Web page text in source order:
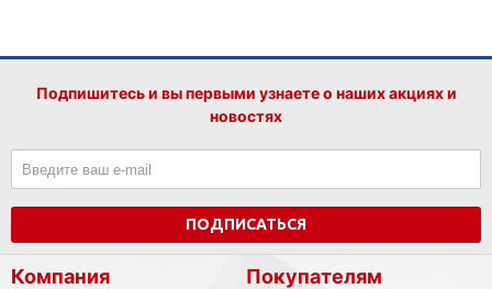
Подпишитесь и вы первыми узнаете о наших акциях и
новостях
ПОДПИСАТЬСЯ
Компания Покупателям